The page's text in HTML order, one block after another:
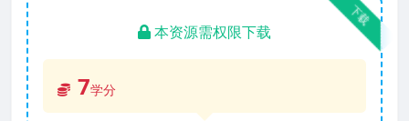
下载
本资源需权限下载
7学分